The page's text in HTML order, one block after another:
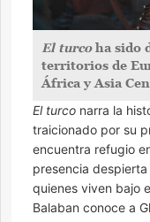
El turcoha sido
territorios de
África y Asia
El turco narra la
traicionado por su
encuentra refugio
presencia
quienes viven bajo
Balaban conoce a